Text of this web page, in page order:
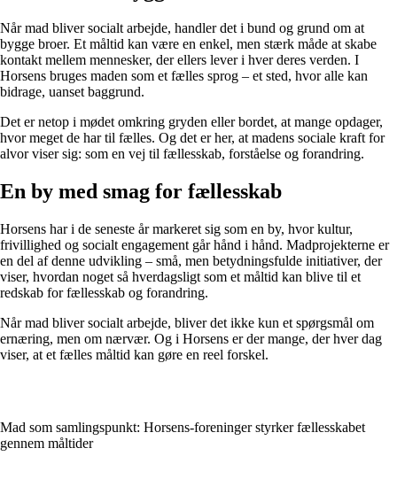
Når mad bliver socialt arbejde, handler det i bund og grund om at
bygge broer. Et måltid kan være en enkel, men stærk måde at skabe
kontakt mellem mennesker, der ellers lever i hver deres verden. I
Horsens bruges maden som et fælles sprog – et sted, hvor alle kan
bidrage, uanset baggrund.
Det er netop i mødet omkring gryden eller bordet, at mange opdager,
hvor meget de har til fælles. Og det er her, at madens sociale kraft for
alvor viser sig: som en vej til fællesskab, forståelse og forandring.
En by med smag for fællesskab
Horsens har i de seneste år markeret sig som en by, hvor kultur,
frivillighed og socialt engagement går hånd i hånd. Madprojekterne er
en del af denne udvikling – små, men betydningsfulde initiativer, der
viser, hvordan noget så hverdagsligt som et måltid kan blive til et
redskab for fællesskab og forandring.
Når mad bliver socialt arbejde, bliver det ikke kun et spørgsmål om
ernæring, men om nærvær. Og i Horsens er der mange, der hver dag
viser, at et fælles måltid kan gøre en reel forskel.
Mad som samlingspunkt: Horsens-foreninger styrker fællesskabet
gennem måltider